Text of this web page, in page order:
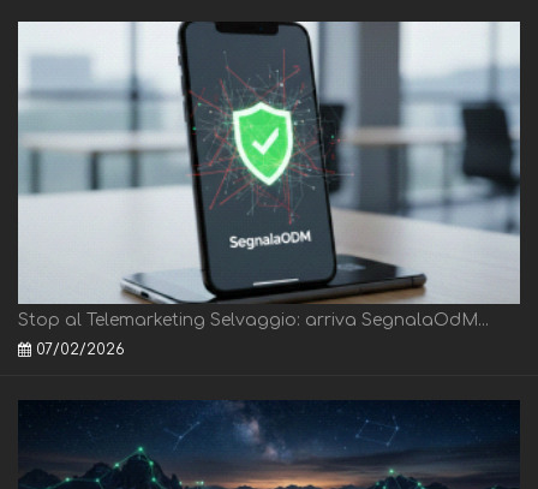
Stop al Telemarketing Selvaggio: arriva SegnalaOdM...
07/02/2026